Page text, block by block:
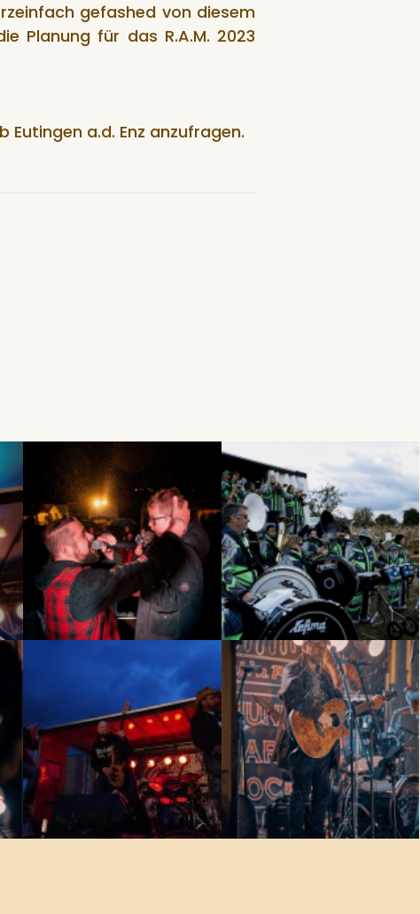
gefashed von diesem
Planung für das R.A.M. 2023
a.d. Enz anzufragen.